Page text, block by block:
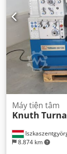
8.874 km
Máy tiện tâm
Knuth